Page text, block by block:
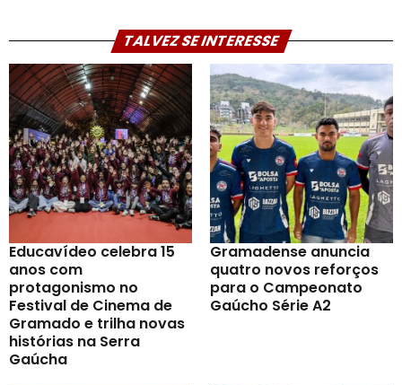
TALVEZ SE INTERESSE
Educavídeo celebra 15
anos com
protagonismo no
Festival de Cinema de
Gramado e trilha novas
histórias na Serra
Gaúcha
Gramadense anuncia
quatro novos reforços
para o Campeonato
Gaúcho Série A2